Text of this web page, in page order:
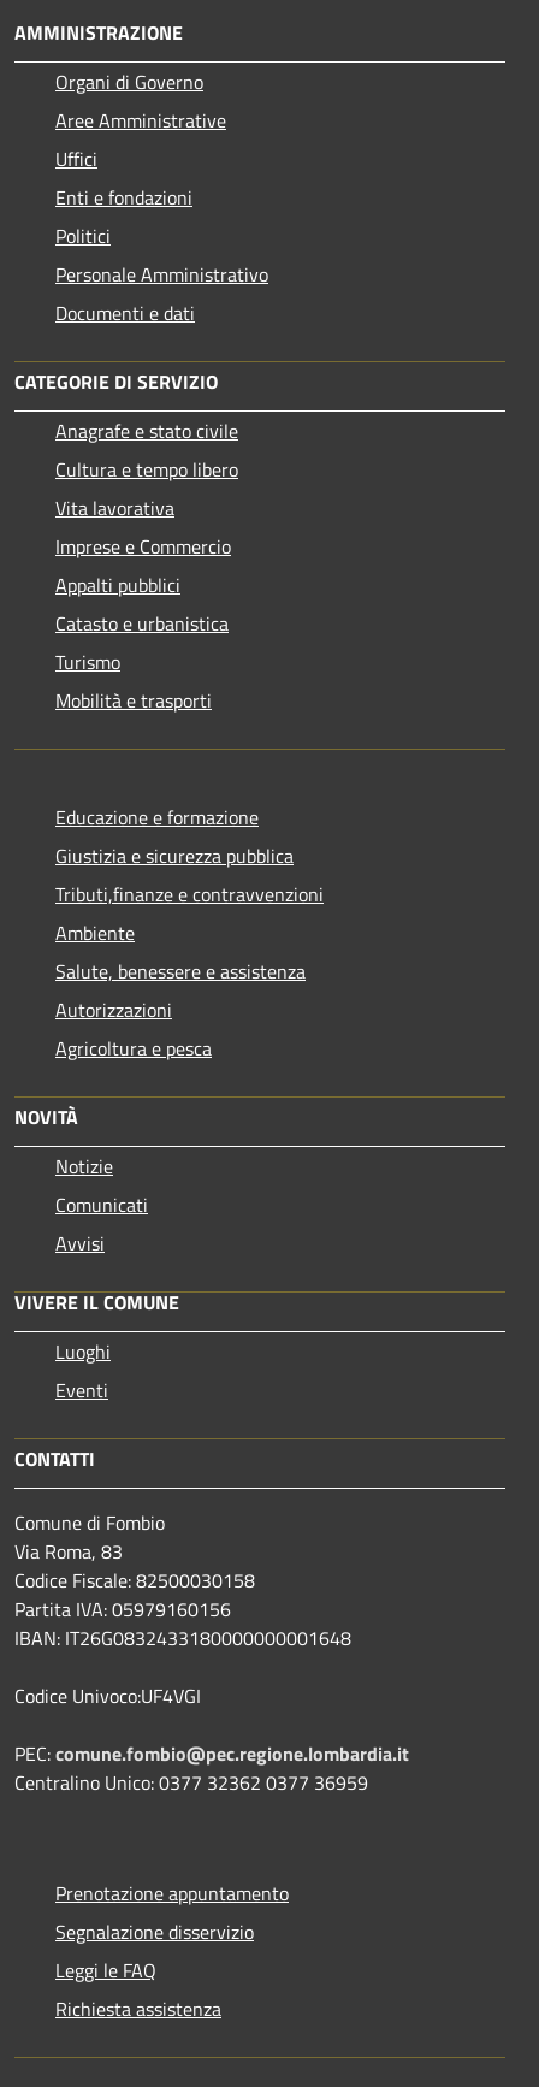
AMMINISTRAZIONE
Organi di Governo
Aree Amministrative
Uffici
Enti e fondazioni
Politici
Personale Amministrativo
Documenti e dati
CATEGORIE DI SERVIZIO
Anagrafe e stato civile
Cultura e tempo libero
Vita lavorativa
Imprese e Commercio
Appalti pubblici
Catasto e urbanistica
Turismo
Mobilità e trasporti
Educazione e formazione
Giustizia e sicurezza pubblica
Tributi,finanze e contravvenzioni
Ambiente
Salute, benessere e assistenza
Autorizzazioni
Agricoltura e pesca
NOVITÀ
Notizie
Comunicati
Avvisi
VIVERE IL COMUNE
Luoghi
Eventi
CONTATTI
Comune di Fombio
Via Roma, 83
Codice Fiscale: 82500030158
Partita IVA: 05979160156
IBAN: IT26G0832433180000000001648
Codice Univoco:UF4VGI
PEC:comune.fombio@pec.regione.lombardia.it
Centralino Unico: 0377 32362 0377 36959
Prenotazione appuntamento
Segnalazione disservizio
Leggi le FAQ
Richiesta assistenza